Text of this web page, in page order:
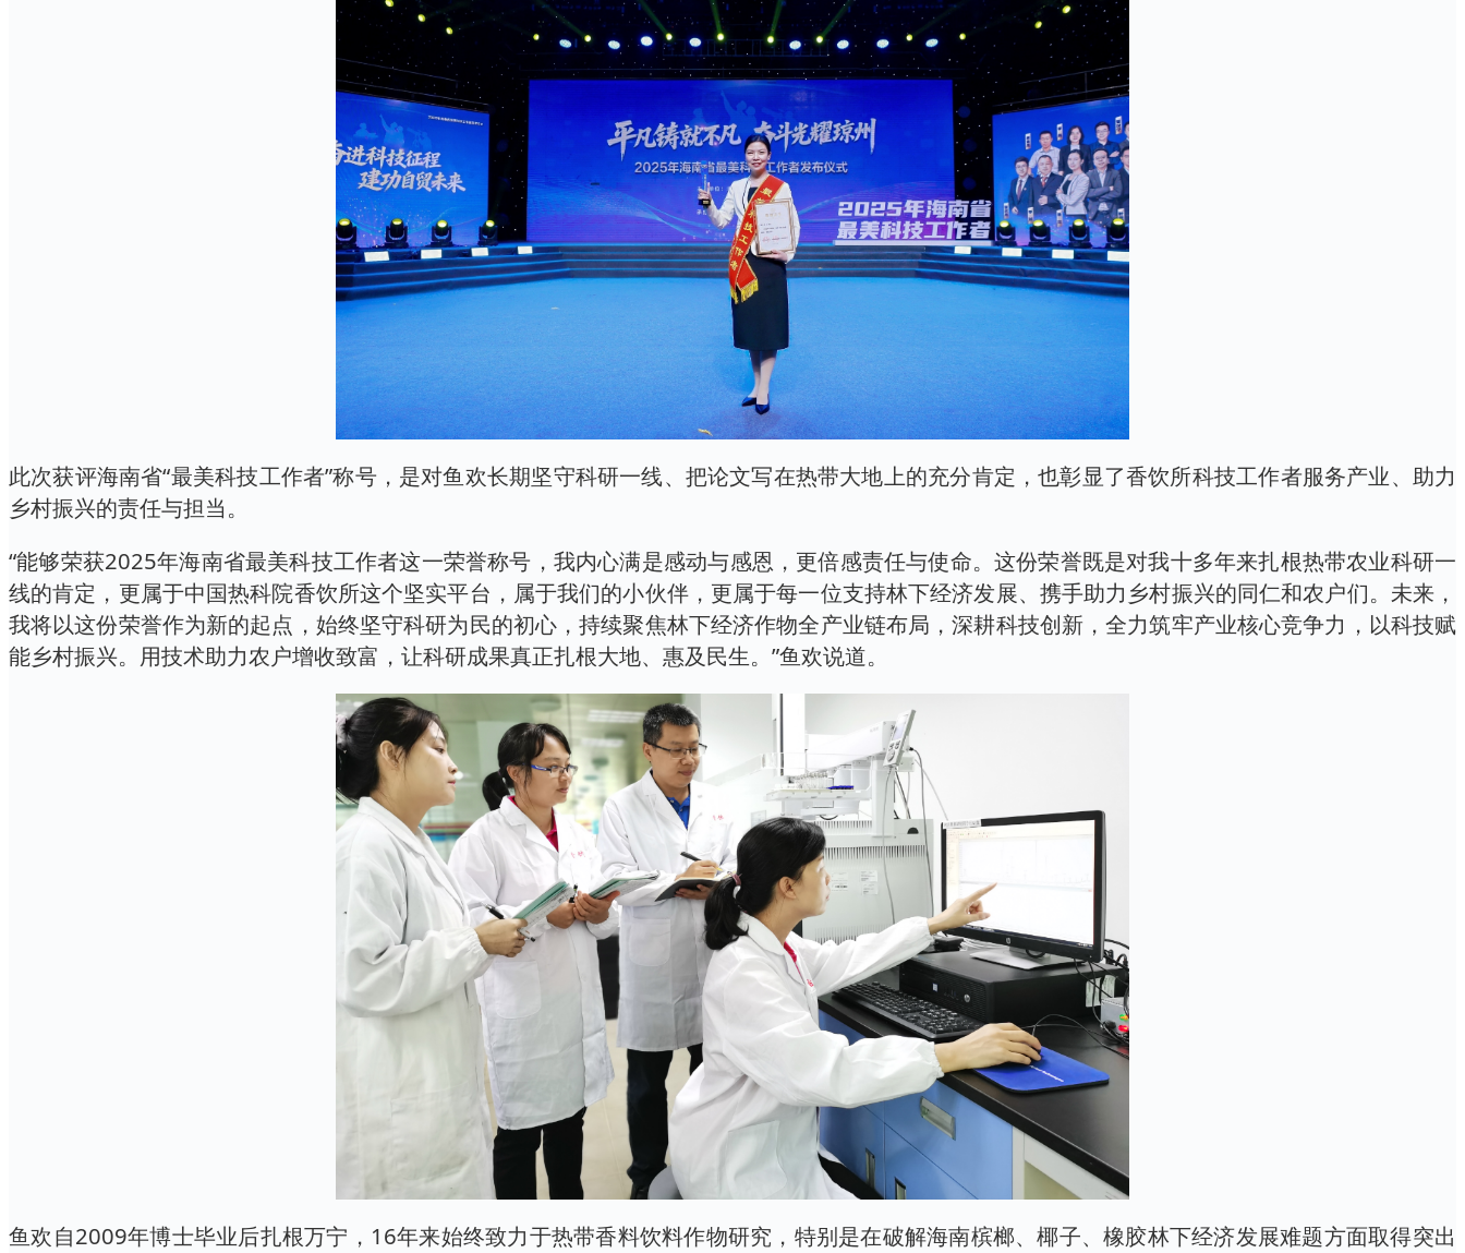
此次获评海南省“最美科技工作者”称号，是对鱼欢长期坚守科研一线、把论文写在热带大地上的充分肯定，也彰显了香饮所科技工作者服务产业、助力
乡村振兴的责任与担当。
“能够荣获2025年海南省最美科技工作者这一荣誉称号，我内心满是感动与感恩，更倍感责任与使命。这份荣誉既是对我十多年来扎根热带农业科研一
线的肯定，更属于中国热科院香饮所这个坚实平台，属于我们的小伙伴，更属于每一位支持林下经济发展、携手助力乡村振兴的同仁和农户们。未来，
我将以这份荣誉作为新的起点，始终坚守科研为民的初心，持续聚焦林下经济作物全产业链布局，深耕科技创新，全力筑牢产业核心竞争力，以科技赋
能乡村振兴。用技术助力农户增收致富，让科研成果真正扎根大地、惠及民生。”鱼欢说道。
鱼欢自2009年博士毕业后扎根万宁，16年来始终致力于热带香料饮料作物研究，特别是在破解海南槟榔、椰子、橡胶林下经济发展难题方面取得突出